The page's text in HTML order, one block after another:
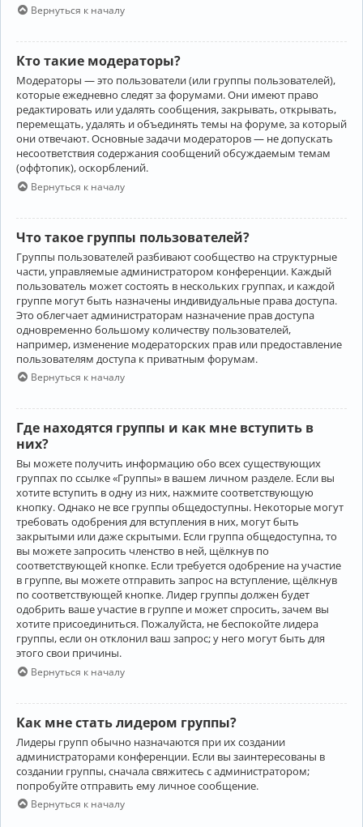
Вернуться к началу
Кто такие модераторы?
Модераторы — это пользователи (или группы пользователей),
которые ежедневно следят за форумами. Они имеют право
редактировать или удалять сообщения, закрывать, открывать,
перемещать, удалять и объединять темы на форуме, за который
они отвечают. Основные задачи модераторов — не допускать
несоответствия содержания сообщений обсуждаемым темам
(оффтопик), оскорблений.
Вернуться к началу
Что такое группы пользователей?
Группы пользователей разбивают сообщество на структурные
части, управляемые администратором конференции. Каждый
пользователь может состоять в нескольких группах, и каждой
группе могут быть назначены индивидуальные права доступа.
Это облегчает администраторам назначение прав доступа
одновременно большому количеству пользователей,
например, изменение модераторских прав или предоставление
пользователям доступа к приватным форумам.
Вернуться к началу
Где находятся группы и как мне вступить в
них?
Вы можете получить информацию обо всех существующих
группах по ссылке «Группы» в вашем личном разделе. Если вы
хотите вступить в одну из них, нажмите соответствующую
кнопку. Однако не все группы общедоступны. Некоторые могут
требовать одобрения для вступления в них, могут быть
закрытыми или даже скрытыми. Если группа общедоступна, то
вы можете запросить членство в ней, щёлкнув по
соответствующей кнопке. Если требуется одобрение на участие
в группе, вы можете отправить запрос на вступление, щёлкнув
по соответствующей кнопке. Лидер группы должен будет
одобрить ваше участие в группе и может спросить, зачем вы
хотите присоединиться. Пожалуйста, не беспокойте лидера
группы, если он отклонил ваш запрос; у него могут быть для
этого свои причины.
Вернуться к началу
Как мне стать лидером группы?
Лидеры групп обычно назначаются при их создании
администраторами конференции. Если вы заинтересованы в
создании группы, сначала свяжитесь с администратором;
попробуйте отправить ему личное сообщение.
Вернуться к началу